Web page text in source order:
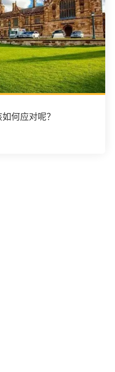
何应对呢？